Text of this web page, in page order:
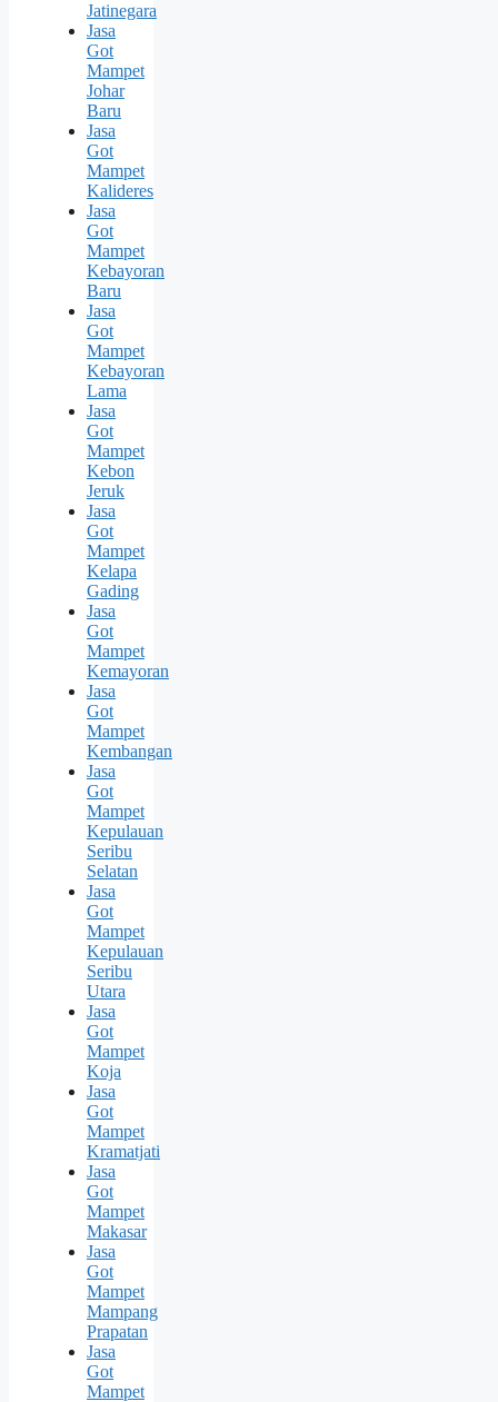
Jatinegara
Jasa
Got
Mampet
Johar
Baru
Jasa
Got
Mampet
Kalideres
Jasa
Got
Mampet
Kebayoran
Baru
Jasa
Got
Mampet
Kebayoran
Lama
Jasa
Got
Mampet
Kebon
Jeruk
Jasa
Got
Mampet
Kelapa
Gading
Jasa
Got
Mampet
Kemayoran
Jasa
Got
Mampet
Kembangan
Jasa
Got
Mampet
Kepulauan
Seribu
Selatan
Jasa
Got
Mampet
Kepulauan
Seribu
Utara
Jasa
Got
Mampet
Koja
Jasa
Got
Mampet
Kramatjati
Jasa
Got
Mampet
Makasar
Jasa
Got
Mampet
Mampang
Prapatan
Jasa
Got
Mampet